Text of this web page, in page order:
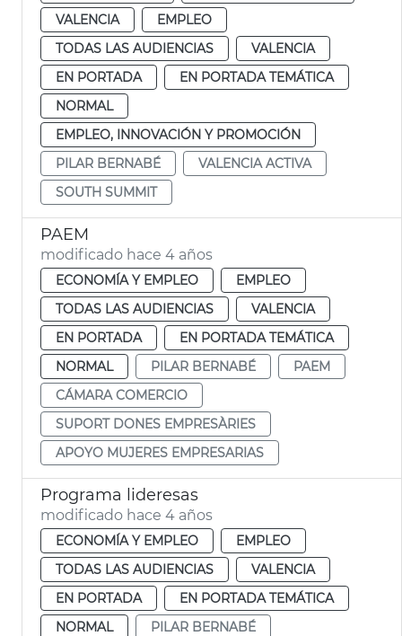
VALENCIA
EMPLEO
TODAS LAS AUDIENCIAS
VALENCIA
EN PORTADA
EN PORTADA TEMÁTICA
NORMAL
EMPLEO, INNOVACIÓN Y PROMOCIÓN
PILAR BERNABÉ
VALENCIA ACTIVA
SOUTH SUMMIT
PAEM
modificado hace 4 años
ECONOMÍA Y EMPLEO
EMPLEO
TODAS LAS AUDIENCIAS
VALENCIA
EN PORTADA
EN PORTADA TEMÁTICA
NORMAL
PILAR BERNABÉ
PAEM
CÁMARA COMERCIO
SUPORT DONES EMPRESÀRIES
APOYO MUJERES EMPRESARIAS
Programa lideresas
modificado hace 4 años
ECONOMÍA Y EMPLEO
EMPLEO
TODAS LAS AUDIENCIAS
VALENCIA
EN PORTADA
EN PORTADA TEMÁTICA
NORMAL
PILAR BERNABÉ